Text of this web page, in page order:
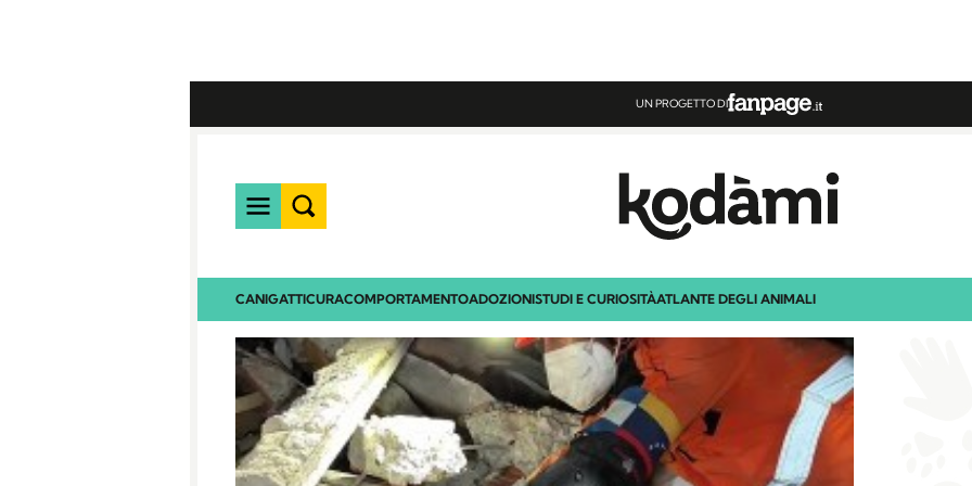
UN PROGETTO DI
CANIGATTICURACOMPORTAMENTOADOZIONISTUDI E CURIOSITÀATLANTE DEGLI ANIMALI